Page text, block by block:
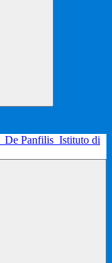
De Panfilis Istituto di